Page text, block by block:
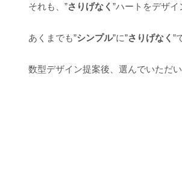
それも、”さりげなく ”ハートをデザ
あくまでも”シンプル”に”さりげなく ”
数型デザイン提案後、選んでいただ